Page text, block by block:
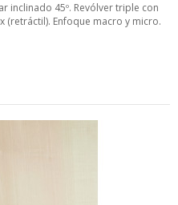
inclinado 45º. Revólver triple con
(retráctil). Enfoque macro y micro.